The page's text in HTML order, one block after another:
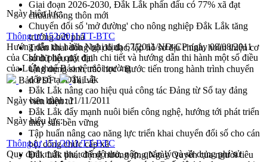
Giai đoạn 2026-2030, Đắk Lắk phấn đấu có 77% xã đạt
chuẩn nông thôn mới
Chuyển đổi số 'mở đường' cho nông nghiệp Đắk Lắk tăng
trưởng bứt phá
Triển khai đồng bộ đo đạc, lập hồ sơ địa chính, hoàn thiện cơ
sở dữ liệu đất đai
Ứng dụng sinh trắc học - Bước tiến trong hành trình chuyển
đổi số tại Đắk Lắk
Đắk Lắk nâng cao hiệu quả công tác Đảng từ Sổ tay đảng
viên điện tử
Đắk Lắk đẩy mạnh nuôi biển công nghệ, hướng tới phát triển
thủy sản bền vững
Tập huấn nâng cao năng lực triển khai chuyển đổi số cho cán
bộ, công chức cấp xã
Đắk Lắk phát động hưởng ứng Ngày Quyền của người tiêu
Ngày hiệu lực:
Thông tư 152/2011/TT-BTC
Hướng dẫn thi hành Nghị định 67/2011/NĐ-CP ngày 08/08/2011
của Chính phủ quy định chi tiết và hướng dẫn thi hành một số điều
của Luật thuế Bảo vệ môi trường
Bản PDF
Tải về
Ngày ban hành:11/11/2011
Ngày hiệu lực:
Thông tư 151/2011/TT-BTC
Quy định mức thu, chế độ thu, nộp, quản lý và sử dụng phí sử